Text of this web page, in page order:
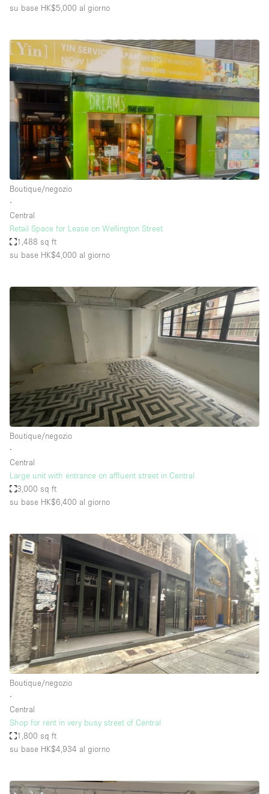
su base HK$5,000 al giorno
Boutique/negozio
∙
Central
Retail Space for Lease on Wellington Street
1,488 sq ft
su base HK$4,000 al giorno
Boutique/negozio
∙
Central
Large unit with entrance on affluent street in Central
3,000 sq ft
su base HK$6,400 al giorno
Boutique/negozio
∙
Central
Shop for rent in very busy street of Central
1,800 sq ft
su base HK$4,934 al giorno